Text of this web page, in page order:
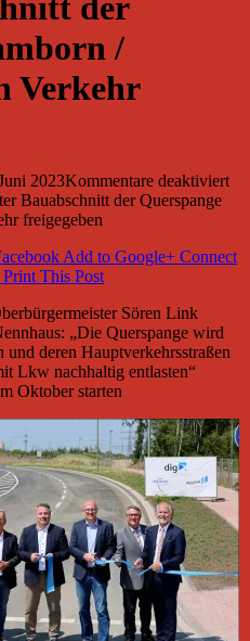
/
Verkehr
2023Kommentare deaktiviert
Bauabschnitt der Querspange
freigegeben
Add to Google+ Connect
Print This Post
Sören Link
„Die Querspange wird
deren Hauptverkehrsstraßen
Lkw nachhaltig entlasten“
Oktober starten